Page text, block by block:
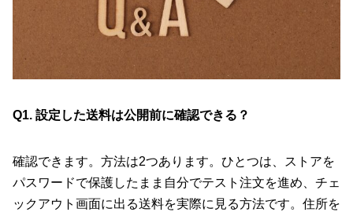
Q1. 設定した送料は公開前に確認できる？
確認できます。方法は2つあります。ひとつは、ストアを
パスワードで保護したまま自分でテスト注文を進め、チェ
ックアウト画面に出る送料を実際に見る方法です。住所を